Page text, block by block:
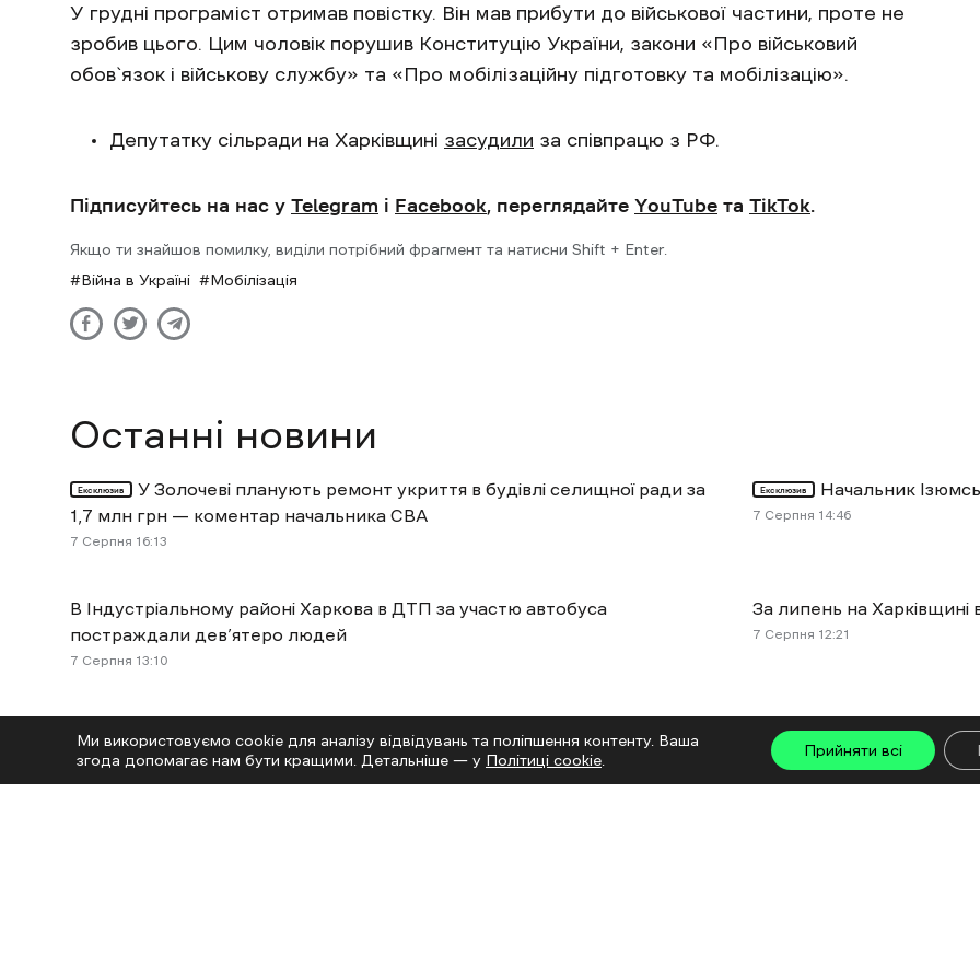
У грудні програміст отримав повістку. Він мав прибути до військової частини, проте не
зробив цього. Цим чоловік порушив Конституцію України, закони «Про військовий
обов`язок і військову службу» та «Про мобілізаційну підготовку та мобілізацію».
Депутатку сільради на Харківщині засудили за співпрацю з РФ.
Підписуйтесь на нас у Telegram і Facebook, переглядайте YouTube та TikTok.
Якщо ти знайшов помилку, виділи потрібний фрагмент та натисни Shift + Enter.
Війна в Україні
Мобілізація
Останні новини
Ексклюзив
У Золочеві планують ремонт укриття в будівлі селищної ради за
1,7 млн грн — коментар начальника СВА
7 Cерпня 16:13
Ексклюзив Начальник
7 Cерпня 14:46
В Індустріальному районі Харкова в ДТП за участю автобуса
постраждали дев’ятеро людей
7 Cерпня 13:10
За липень на
7 Cерпня 12:21
На Харківщині росіяни
7 Cерпня 11:43
Ми використовуємо cookie для аналізу відвідувань та поліпшення контенту. Ваша
згода допомагає нам бути кращими. Детальніше — у Політиці cookie
Прийняти всі